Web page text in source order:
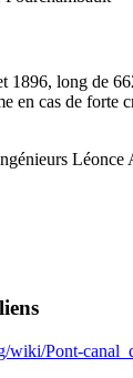
1896, long de
en cas de forte
wiki/Pont-